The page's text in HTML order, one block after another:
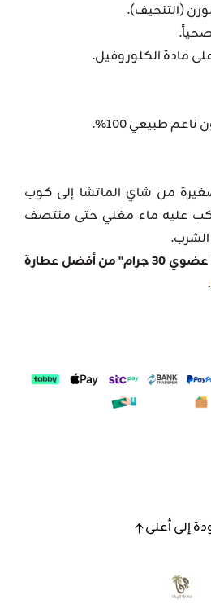
(التنحيف).
مادة الكلوروفيل.
طبيعي 100%.
من شاي الماتشا إلى كوب
ثم يُسكب عليه ماء مغلي حتى منتصف
احصل على "شاي ماتشا عضوي 30 جرام" من أفضل عطارة
.
إلى أعلى